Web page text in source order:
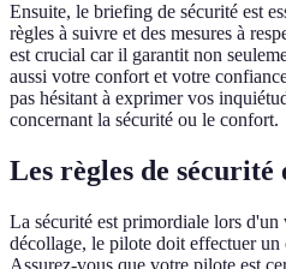
Ensuite, le briefing de sécurité est
règles à suivre et des mesures à
est crucial car il garantit non
aussi votre confort et votre
pas hésitant à exprimer vos
concernant la sécurité ou le confort.
Les règles de sécurité
La sécurité est primordiale lors
décollage, le pilote doit effectuer